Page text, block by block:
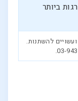
ביותר
להשתנות.